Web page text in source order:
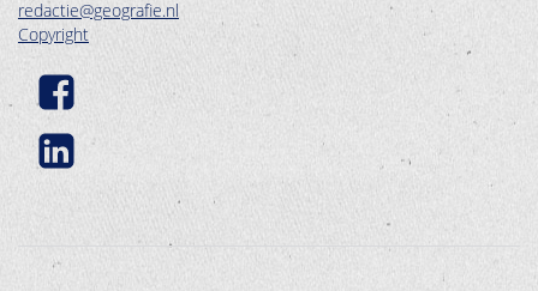
redactie@geografie.nl
Copyright